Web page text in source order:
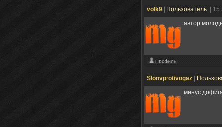
volk9 Пользователь
|
автор
Slonvprotivogaz
минус